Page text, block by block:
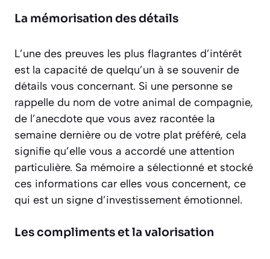
La mémorisation des détails
L’une des preuves les plus flagrantes d’intérêt
est la capacité de quelqu’un à se souvenir de
détails vous concernant. Si une personne se
rappelle du nom de votre animal de compagnie,
de l’anecdote que vous avez racontée la
semaine dernière ou de votre plat préféré, cela
signifie qu’elle vous a accordé une attention
particulière. Sa mémoire a sélectionné et stocké
ces informations car elles vous concernent, ce
qui est un signe d’investissement émotionnel.
Les compliments et la valorisation